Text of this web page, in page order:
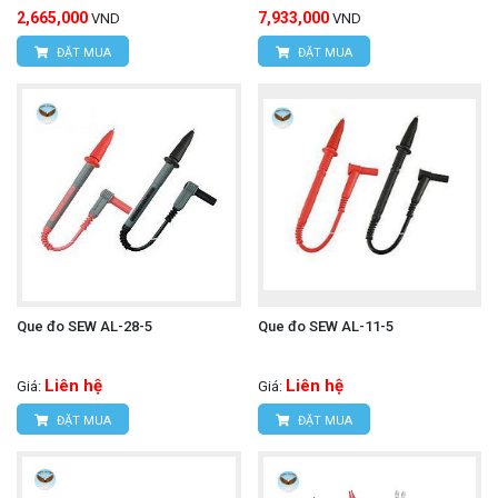
của thiết bị đo từ máy tính.
Bộ Kyoritsu 8212-USB được thiết kế để tương thích
với một số model thiết bị đo lường chuyên dụng của
Kyoritsu có khả năng ghi dữ liệu. Các thiết bị này
thường có cổng giao tiếp riêng biệt để kết nối với bộ
thích có thể bao gồm:
Insulation Testers):
chuyển đổi riêng từ cổng RS232 sang USB)
2,665,000 VND
ĐẶT MUA
7,933,000 VND
ĐẶT MUA
Que đo SEW AL-28-5
Giá: Liên hệ
ĐẶT MUA
Que đo SEW AL-11-5
Giá: Liên hệ
ĐẶT MUA